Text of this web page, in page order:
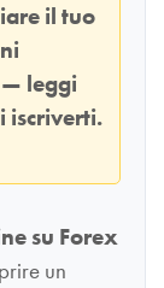
il tuo
— leggi
iscriverti.
su Forex
un